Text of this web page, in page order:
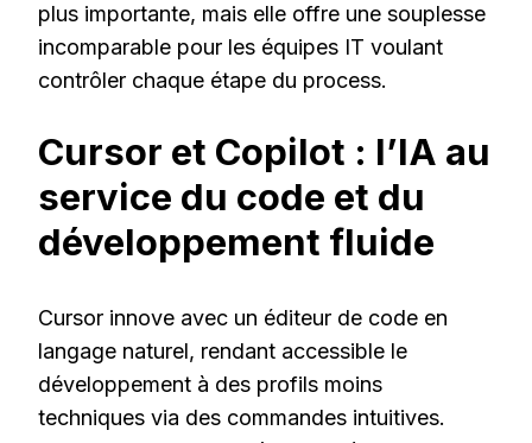
plus importante, mais elle offre une souplesse
incomparable pour les équipes IT voulant
contrôler chaque étape du process.
Cursor et Copilot : l’IA au
service du code et du
développement fluide
Cursor innove avec un éditeur de code en
langage naturel, rendant accessible le
développement à des profils moins
techniques via des commandes intuitives.